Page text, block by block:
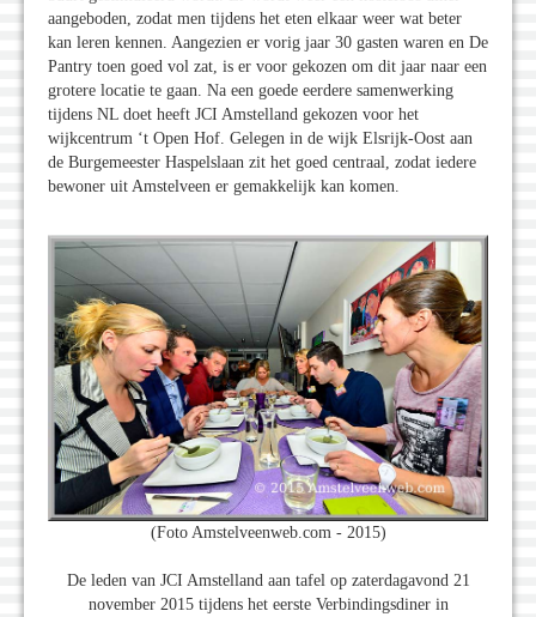
aangeboden, zodat men tijdens het eten elkaar weer wat beter
kan leren kennen. Aangezien er vorig jaar 30 gasten waren en De
Pantry toen goed vol zat, is er voor gekozen om dit jaar naar een
grotere locatie te gaan. Na een goede eerdere samenwerking
tijdens NL doet heeft JCI Amstelland gekozen voor het
wijkcentrum ‘t Open Hof. Gelegen in de wijk Elsrijk-Oost aan
de Burgemeester Haspelslaan zit het goed centraal, zodat iedere
bewoner uit Amstelveen er gemakkelijk kan komen.
(Foto Amstelveenweb.com - 2015)
De leden van JCI Amstelland aan tafel op zaterdagavond 21
november 2015 tijdens het eerste Verbindingsdiner in